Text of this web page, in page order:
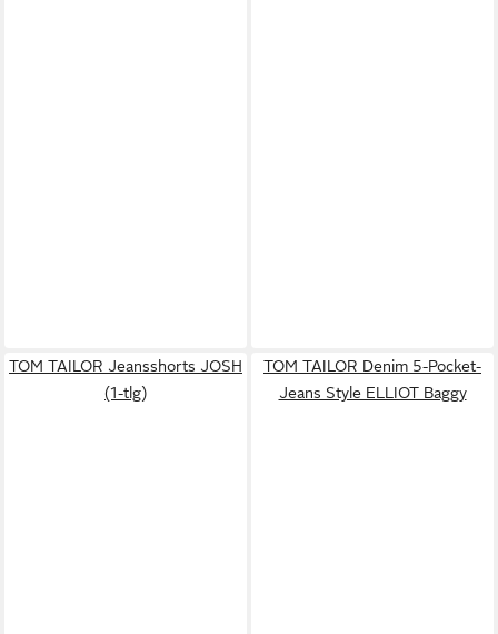
TOM TAILOR Jeansshorts JOSH
(1-tlg)
TOM TAILOR Denim 5-Pocket-
Jeans Style ELLIOT Baggy